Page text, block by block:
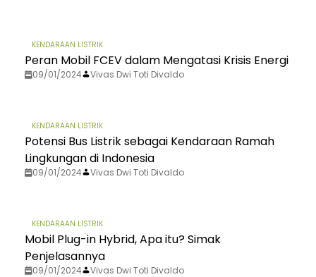
KENDARAAN LISTRIK
Peran Mobil FCEV dalam Mengatasi Krisis Energi
09/01/2024 Vivas Dwi Toti Divaldo
KENDARAAN LISTRIK
Potensi Bus Listrik sebagai Kendaraan Ramah
Lingkungan di Indonesia
09/01/2024 Vivas Dwi Toti Divaldo
KENDARAAN LISTRIK
Mobil Plug-in Hybrid, Apa itu? Simak
Penjelasannya
09/01/2024 Vivas Dwi Toti Divaldo